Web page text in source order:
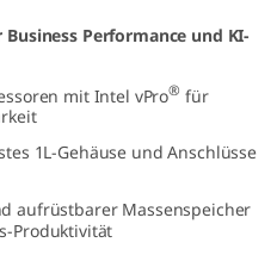
Performance und KI-
mit Intel vPro® für
1L-Gehäuse und Anschlüsse
aufrüstbarer Massenspeicher
Produktivität